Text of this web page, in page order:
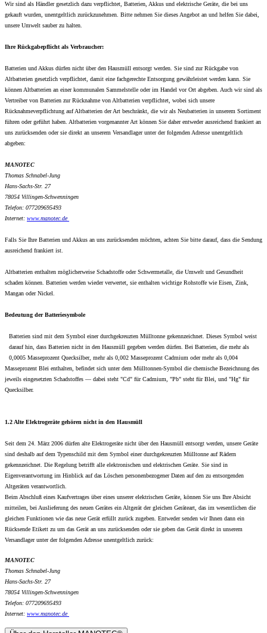
Wir sind als Händler gesetzlich dazu verpflichtet, Batterien, Akkus und elektrische Geräte, die bei uns
gekauft wurden, unentgeltlich zurückzunehmen. Bitte nehmen Sie dieses Angebot an und helfen Sie dabei,
unsere Umwelt sauber zu halten.
Ihre Rückgabepflicht als Verbraucher:
Batterien und Akkus dürfen nicht über den Hausmüll entsorgt werden. Sie sind zur Rückgabe von
Altbatterien gesetzlich verpflichtet, damit eine fachgerechte Entsorgung gewährleistet werden kann. Sie
können Altbatterien an einer kommunalen Sammelstelle oder im Handel vor Ort abgeben. Auch wir sind als
Vertreiber von Batterien zur Rücknahme von Altbatterien verpflichtet, wobei sich unsere
Rücknahmeverpflichtung auf Altbatterien der Art beschränkt, die wir als Neubatterien in unserem Sortiment
führen oder geführt haben. Altbatterien vorgenannter Art können Sie daher entweder ausreichend frankiert an
uns zurücksenden oder sie direkt an unserem Versandlager unter der folgenden Adresse unentgeltlich
abgeben:
MANOTEC
Thomas Schnabel-Jung
Hans-Sachs-Str. 27
78054 Villingen-Schwenningen
Telefon: 077209695493
Internet: www.manotec.de
Falls Sie Ihre Batterien und Akkus an uns zurücksenden möchten, achten Sie bitte darauf, dass die Sendung
ausreichend frankiert ist.
Altbatterien enthalten möglicherweise Schadstoffe oder Schwermetalle, die Umwelt und Gesundheit
schaden können. Batterien werden wieder verwertet, sie enthalten wichtige Rohstoffe wie Eisen, Zink,
Mangan oder Nickel.
Bedeutung der Batteriesymbole
Batterien sind mit dem Symbol einer durchgekreuzten Mülltonne gekennzeichnet. Dieses Symbol weist
darauf hin, dass Batterien nicht in den Hausmüll gegeben werden dürfen. Bei Batterien, die mehr als
0,0005 Masseprozent Quecksilber, mehr als 0,002 Masseprozent Cadmium oder mehr als 0,004
Masseprozent Blei enthalten, befindet sich unter dem Mülltonnen-Symbol die chemische Bezeichnung des
jeweils eingesetzten Schadstoffes — dabei steht "Cd" für Cadmium, "Pb" steht für Blei, und "Hg" für
Quecksilber.
1.2 Alte Elektrogeräte gehören nicht in den Hausmüll
Seit dem 24. März 2006 dürfen alte Elektrogeräte nicht über den Hausmüll entsorgt werden, unsere Geräte
sind deshalb auf dem Typenschild mit dem Symbol einer durchgekreuzten Mülltonne auf Rädern
gekennzeichnet. Die Regelung betrifft alle elektronischen und elektrischen Geräte. Sie sind in
Eigenverantwortung im Hinblick auf das Löschen personenbezogener Daten auf den zu entsorgenden
Altgeräten verantwortlich.
Beim Abschluß eines Kaufvertrages über eines unserer elektrischen Geräte, können Sie uns Ihre Absicht
mitteilen, bei Auslieferung des neuen Gerätes ein Altgerät der gleichen Geräteart, das im wesentlichen die
gleichen Funktionen wie das neue Gerät erfüllt zurück zugeben. Entweder senden wir Ihnen dann ein
Rücksende Etikett zu um das Gerät an uns zurücksenden oder sie geben das Gerät direkt in unserem
Versandlager unter der folgenden Adresse unentgeltlich zurück:
MANOTEC
Thomas Schnabel-Jung
Hans-Sachs-Str. 27
78054 Villingen-Schwenningen
Telefon: 077209695493
Internet: www.manotec.de